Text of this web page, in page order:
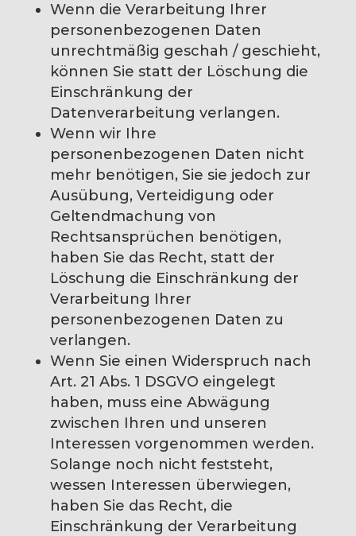
Wenn die Verarbeitung Ihrer
personenbezogenen Daten
unrechtmäßig geschah / geschieht,
können Sie statt der Löschung die
Einschränkung der
Datenverarbeitung verlangen.
Wenn wir Ihre
personenbezogenen Daten nicht
mehr benötigen, Sie sie jedoch zur
Ausübung, Verteidigung oder
Geltendmachung von
Rechtsansprüchen benötigen,
haben Sie das Recht, statt der
Löschung die Einschränkung der
Verarbeitung Ihrer
personenbezogenen Daten zu
verlangen.
Wenn Sie einen Widerspruch nach
Art. 21 Abs. 1 DSGVO eingelegt
haben, muss eine Abwägung
zwischen Ihren und unseren
Interessen vorgenommen werden.
Solange noch nicht feststeht,
wessen Interessen überwiegen,
haben Sie das Recht, die
Einschränkung der Verarbeitung